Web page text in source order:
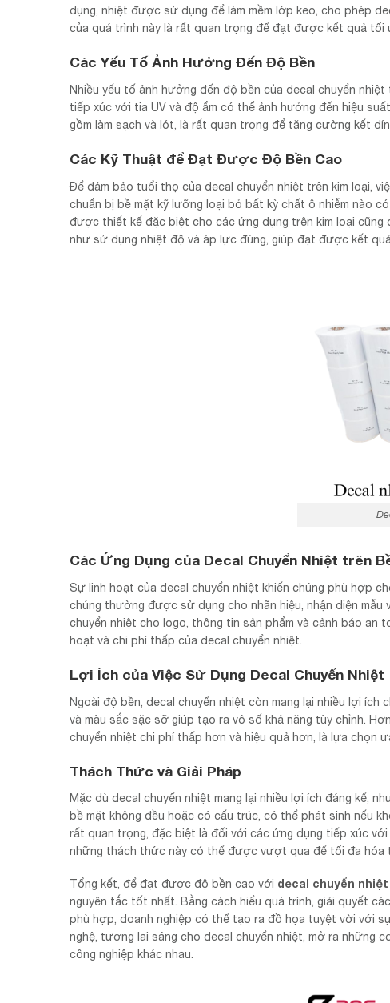
dụng, nhiệt được sử dụng để làm mềm lớp keo, cho phép
của quá trình này là rất quan trọng để đạt được kết quả tối
Các Yếu Tố Ảnh Hưởng Đến Độ Bền
Nhiều yếu tố ảnh hưởng đến độ bền của decal chuyển
tiếp xúc với tia UV và độ ẩm có thể ảnh hưởng đến hiệu
gồm làm sạch và lót, là rất quan trọng để tăng cường kết
Các Kỹ Thuật để Đạt Được Độ Bền Cao
Để đảm bảo tuổi thọ của decal chuyển nhiệt trên kim loại,
chuẩn bị bề mặt kỹ lưỡng loại bỏ bất kỳ chất ô nhiễm nào
được thiết kế đặc biệt cho các ứng dụng trên kim loại cũng
như sử dụng nhiệt độ và áp lực đúng, giúp đạt được kết quả
Các Ứng Dụng của Decal Chuyển Nhiệt trên
Sự linh hoạt của decal chuyển nhiệt khiến chúng phù hợp
chúng thường được sử dụng cho nhãn hiệu, nhận diện
chuyển nhiệt cho logo, thông tin sản phẩm và cảnh báo an
hoạt và chi phí thấp của decal chuyển nhiệt.
Lợi Ích của Việc Sử Dụng Decal Chuyển Nhiệt
Ngoài độ bền, decal chuyển nhiệt còn mang lại nhiều lợi
và màu sắc sặc sỡ giúp tạo ra vô số khả năng tùy chỉnh.
chuyển nhiệt chi phí thấp hơn và hiệu quả hơn, là lựa chọn
Thách Thức và Giải Pháp
Mặc dù decal chuyển nhiệt mang lại nhiều lợi ích đáng kể,
bề mặt không đều hoặc có cấu trúc, có thể phát sinh nếu
rất quan trọng, đặc biệt là đối với các ứng dụng tiếp xúc
những thách thức này có thể được vượt qua để tối đa hóa
Tổng kết, để đạt được độ bền cao với decal chuyển nhiệt
nguyên tắc tốt nhất. Bằng cách hiểu quá trình, giải quyết
phù hợp, doanh nghiệp có thể tạo ra đồ họa tuyệt vời với
nghệ, tương lai sáng cho decal chuyển nhiệt, mở ra những
công nghiệp khác nhau.